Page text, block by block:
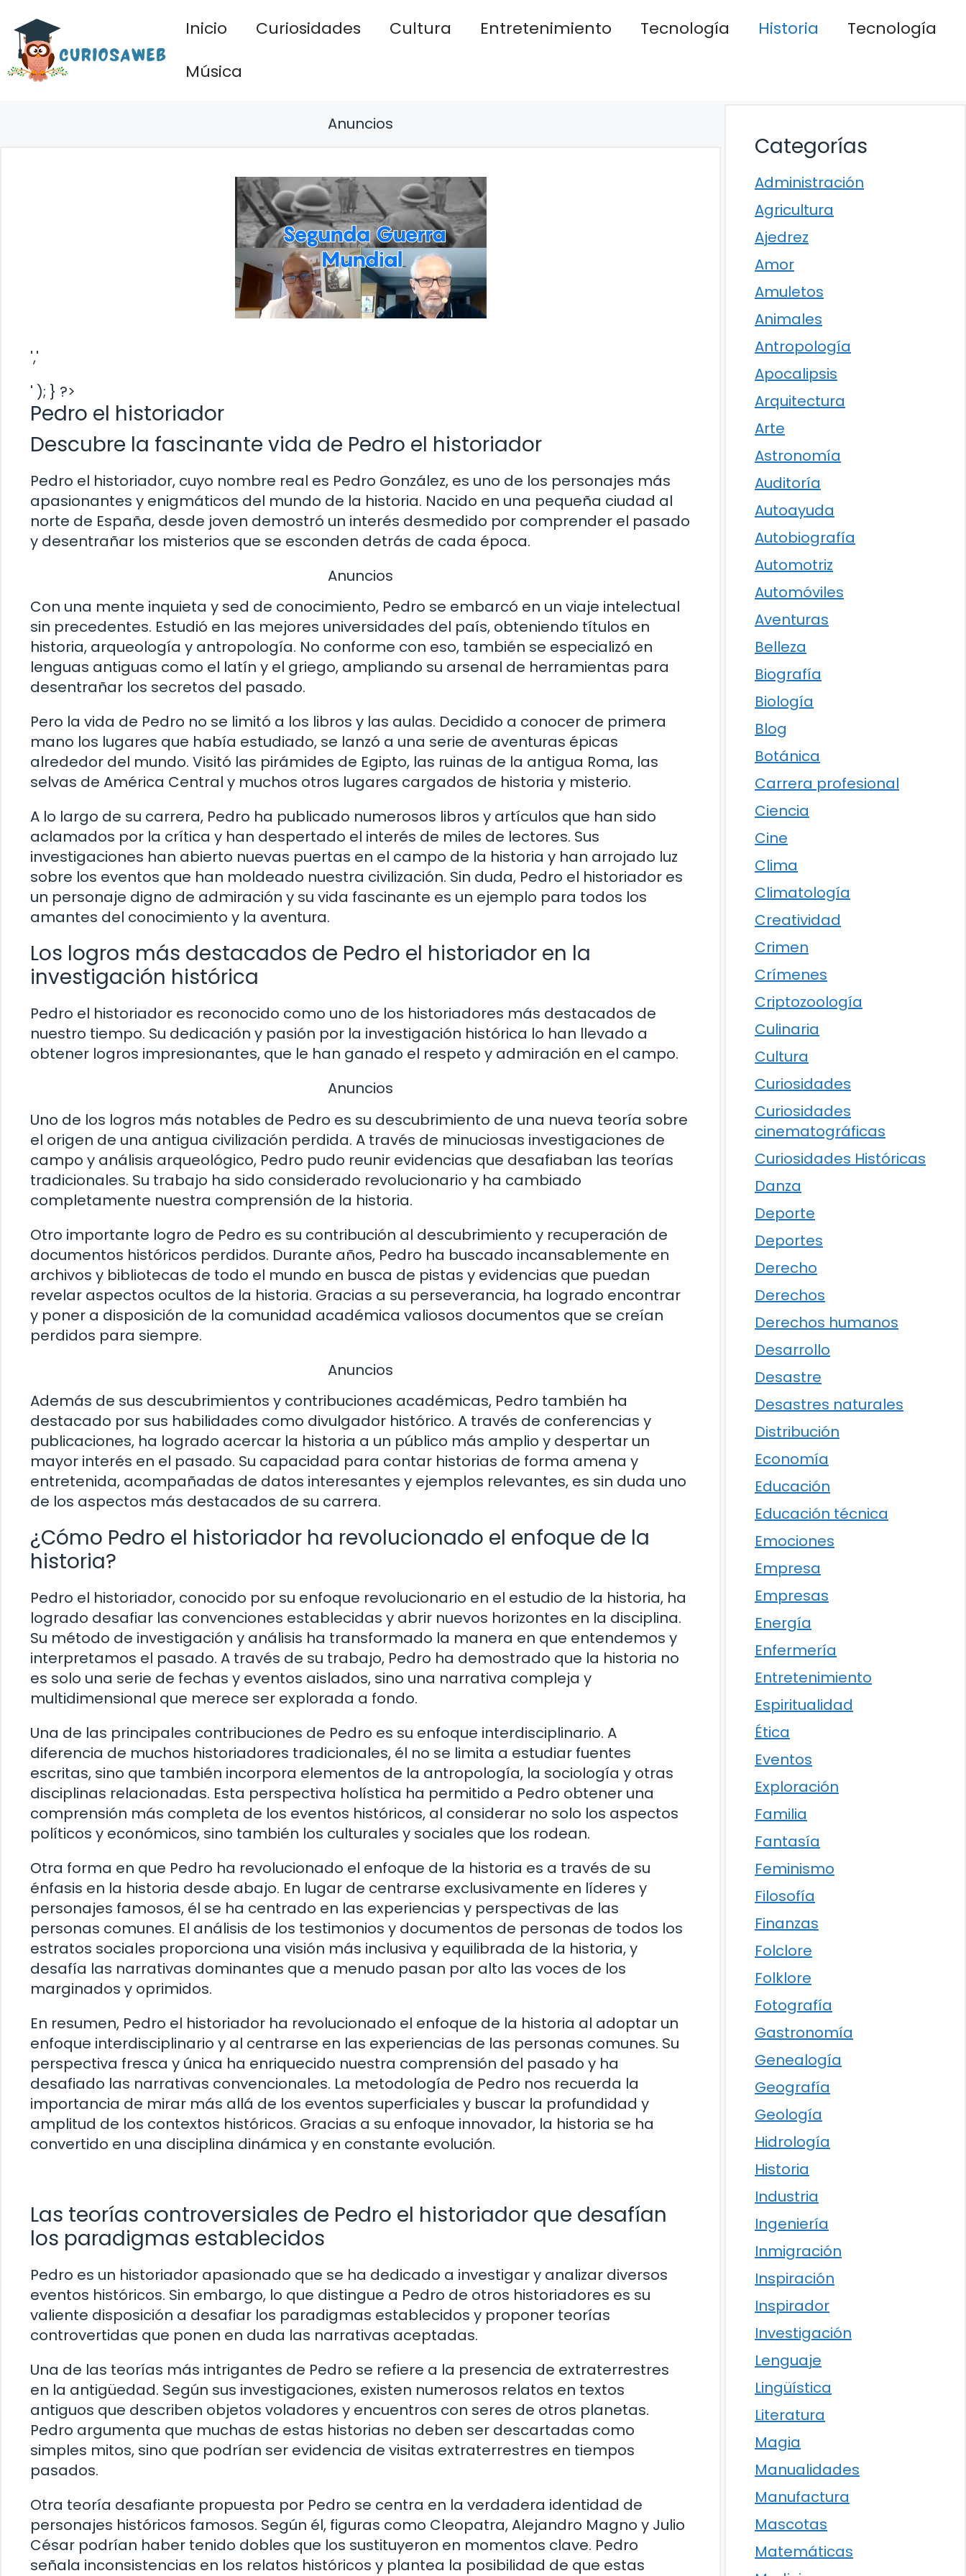
contenido
Inicio Curiosidades Cultura Entretenimiento Tecnología Historia
Tecnología
Música
Anuncios
','
' ); } ?>
Pedro el historiador
Descubre la fascinante vida de Pedro el historiador
Pedro el historiador, cuyo nombre real es Pedro González, es uno de los personajes más
apasionantes y enigmáticos del mundo de la historia. Nacido en una pequeña ciudad al
norte de España, desde joven demostró un interés desmedido por comprender el pasado
y desentrañar los misterios que se esconden detrás de cada época.
Anuncios
Con una mente inquieta y sed de conocimiento, Pedro se embarcó en un viaje intelectual
sin precedentes. Estudió en las mejores universidades del país, obteniendo títulos en
historia, arqueología y antropología. No conforme con eso, también se especializó en
lenguas antiguas como el latín y el griego, ampliando su arsenal de herramientas para
desentrañar los secretos del pasado.
Pero la vida de Pedro no se limitó a los libros y las aulas. Decidido a conocer de primera
mano los lugares que había estudiado, se lanzó a una serie de aventuras épicas
alrededor del mundo. Visitó las pirámides de Egipto, las ruinas de la antigua Roma, las
selvas de América Central y muchos otros lugares cargados de historia y misterio.
A lo largo de su carrera, Pedro ha publicado numerosos libros y artículos que han sido
aclamados por la crítica y han despertado el interés de miles de lectores. Sus
investigaciones han abierto nuevas puertas en el campo de la historia y han arrojado luz
sobre los eventos que han moldeado nuestra civilización. Sin duda, Pedro el historiador es
un personaje digno de admiración y su vida fascinante es un ejemplo para todos los
amantes del conocimiento y la aventura.
Los logros más destacados de Pedro el historiador en la
investigación histórica
Pedro el historiador es reconocido como uno de los historiadores más destacados de
nuestro tiempo. Su dedicación y pasión por la investigación histórica lo han llevado a
obtener logros impresionantes, que le han ganado el respeto y admiración en el campo.
Anuncios
Uno de los logros más notables de Pedro es su descubrimiento de una nueva teoría sobre
el origen de una antigua civilización perdida. A través de minuciosas investigaciones de
campo y análisis arqueológico, Pedro pudo reunir evidencias que desafiaban las teorías
tradicionales. Su trabajo ha sido considerado revolucionario y ha cambiado
completamente nuestra comprensión de la historia.
Otro importante logro de Pedro es su contribución al descubrimiento y recuperación de
documentos históricos perdidos. Durante años, Pedro ha buscado incansablemente en
archivos y bibliotecas de todo el mundo en busca de pistas y evidencias que puedan
revelar aspectos ocultos de la historia. Gracias a su perseverancia, ha logrado encontrar
y poner a disposición de la comunidad académica valiosos documentos que se creían
perdidos para siempre.
Anuncios
Además de sus descubrimientos y contribuciones académicas, Pedro también ha
destacado por sus habilidades como divulgador histórico. A través de conferencias y
publicaciones, ha logrado acercar la historia a un público más amplio y despertar un
mayor interés en el pasado. Su capacidad para contar historias de forma amena y
entretenida, acompañadas de datos interesantes y ejemplos relevantes, es sin duda uno
de los aspectos más destacados de su carrera.
¿Cómo Pedro el historiador ha revolucionado el enfoque de la
historia?
Pedro el historiador, conocido por su enfoque revolucionario en el estudio de la historia, ha
logrado desafiar las convenciones establecidas y abrir nuevos horizontes en la disciplina.
Su método de investigación y análisis ha transformado la manera en que entendemos y
interpretamos el pasado. A través de su trabajo, Pedro ha demostrado que la historia no
es solo una serie de fechas y eventos aislados, sino una narrativa compleja y
multidimensional que merece ser explorada a fondo.
Una de las principales contribuciones de Pedro es su enfoque interdisciplinario. A
diferencia de muchos historiadores tradicionales, él no se limita a estudiar fuentes
escritas, sino que también incorpora elementos de la antropología, la sociología y otras
disciplinas relacionadas. Esta perspectiva holística ha permitido a Pedro obtener una
comprensión más completa de los eventos históricos, al considerar no solo los aspectos
políticos y económicos, sino también los culturales y sociales que los rodean.
Otra forma en que Pedro ha revolucionado el enfoque de la historia es a través de su
énfasis en la historia desde abajo. En lugar de centrarse exclusivamente en líderes y
personajes famosos, él se ha centrado en las experiencias y perspectivas de las
personas comunes. El análisis de los testimonios y documentos de personas de todos los
estratos sociales proporciona una visión más inclusiva y equilibrada de la historia, y
desafía las narrativas dominantes que a menudo pasan por alto las voces de los
marginados y oprimidos.
En resumen, Pedro el historiador ha revolucionado el enfoque de la historia al adoptar un
enfoque interdisciplinario y al centrarse en las experiencias de las personas comunes. Su
perspectiva fresca y única ha enriquecido nuestra comprensión del pasado y ha
desafiado las narrativas convencionales. La metodología de Pedro nos recuerda la
importancia de mirar más allá de los eventos superficiales y buscar la profundidad y
amplitud de los contextos históricos. Gracias a su enfoque innovador, la historia se ha
convertido en una disciplina dinámica y en constante evolución.
Las teorías controversiales de Pedro el historiador que desafían
los paradigmas establecidos
Pedro es un historiador apasionado que se ha dedicado a investigar y analizar diversos
eventos históricos. Sin embargo, lo que distingue a Pedro de otros historiadores es su
valiente disposición a desafiar los paradigmas establecidos y proponer teorías
controvertidas que ponen en duda las narrativas aceptadas.
Una de las teorías más intrigantes de Pedro se refiere a la presencia de extraterrestres
en la antigüedad. Según sus investigaciones, existen numerosos relatos en textos
antiguos que describen objetos voladores y encuentros con seres de otros planetas.
Pedro argumenta que muchas de estas historias no deben ser descartadas como
simples mitos, sino que podrían ser evidencia de visitas extraterrestres en tiempos
pasados.
Otra teoría desafiante propuesta por Pedro se centra en la verdadera identidad de
personajes históricos famosos. Según él, figuras como Cleopatra, Alejandro Magno y Julio
César podrían haber tenido dobles que los sustituyeron en momentos clave. Pedro
señala inconsistencias en los relatos históricos y plantea la posibilidad de que estas
Categorías
Administración
Agricultura
Ajedrez
Amor
Amuletos
Animales
Antropología
Apocalipsis
Arquitectura
Arte
Astronomía
Auditoría
Autoayuda
Autobiografía
Automotriz
Automóviles
Aventuras
Belleza
Biografía
Biología
Blog
Botánica
Carrera profesional
Ciencia
Cine
Clima
Climatología
Creatividad
Crimen
Crímenes
Criptozoología
Culinaria
Cultura
Curiosidades
Curiosidades
cinematográficas
Curiosidades Históricas
Danza
Deporte
Deportes
Derecho
Derechos
Derechos humanos
Desarrollo
Desastre
Desastres naturales
Distribución
Economía
Educación
Educación técnica
Emociones
Empresa
Empresas
Energía
Enfermería
Entretenimiento
Espiritualidad
Ética
Eventos
Exploración
Familia
Fantasía
Feminismo
Filosofía
Finanzas
Folclore
Folklore
Fotografía
Gastronomía
Genealogía
Geografía
Geología
Hidrología
Historia
Industria
Ingeniería
Inmigración
Inspiración
Inspirador
Investigación
Lenguaje
Lingüística
Literatura
Magia
Manualidades
Manufactura
Mascotas
Matemáticas